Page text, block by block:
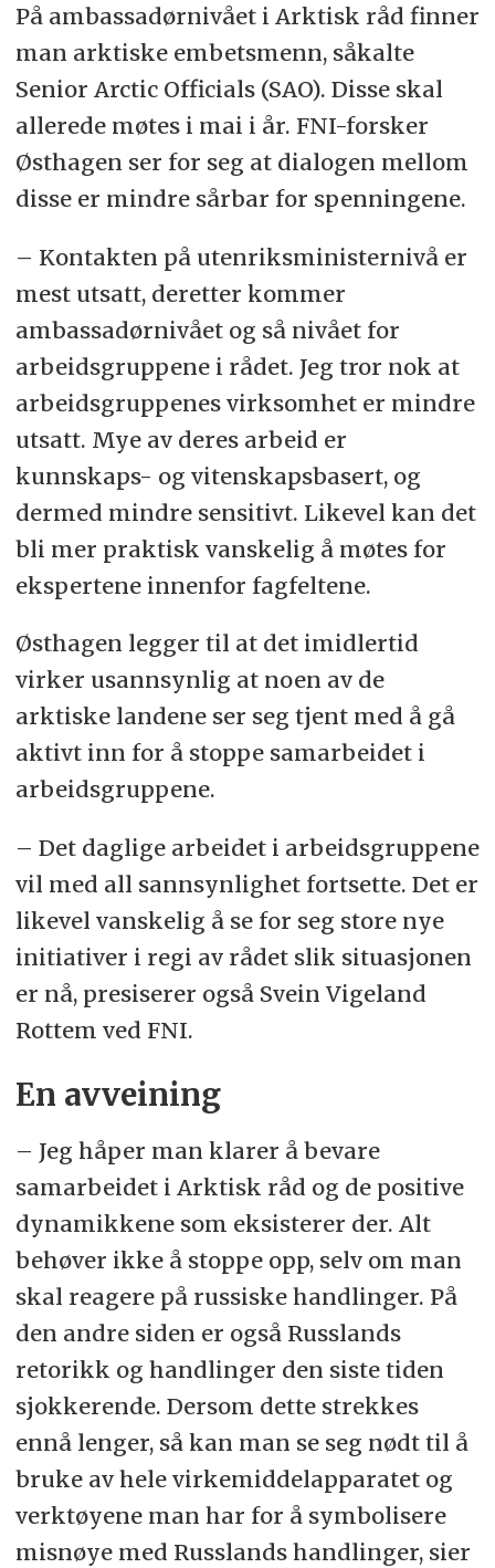
På ambassadørnivået i Arktisk råd finner
man arktiske embetsmenn, såkalte
Senior Arctic Officials (SAO). Disse skal
allerede møtes i mai i år. FNI-forsker
Østhagen ser for seg at dialogen mellom
disse er mindre sårbar for spenningene.
– Kontakten på utenriksministernivå er
mest utsatt, deretter kommer
ambassadørnivået og så nivået for
arbeidsgruppene i rådet. Jeg tror nok at
arbeidsgruppenes virksomhet er mindre
utsatt. Mye av deres arbeid er
kunnskaps- og vitenskapsbasert, og
dermed mindre sensitivt. Likevel kan det
bli mer praktisk vanskelig å møtes for
ekspertene innenfor fagfeltene.
Østhagen legger til at det imidlertid
virker usannsynlig at noen av de
arktiske landene ser seg tjent med å gå
aktivt inn for å stoppe samarbeidet i
arbeidsgruppene.
– Det daglige arbeidet i arbeidsgruppene
vil med all sannsynlighet fortsette. Det er
likevel vanskelig å se for seg store nye
initiativer i regi av rådet slik situasjonen
er nå, presiserer også Svein Vigeland
Rottem ved FNI.
En avveining
– Jeg håper man klarer å bevare
samarbeidet i Arktisk råd og de positive
dynamikkene som eksisterer der. Alt
behøver ikke å stoppe opp, selv om man
skal reagere på russiske handlinger. På
den andre siden er også Russlands
retorikk og handlinger den siste tiden
sjokkerende. Dersom dette strekkes
ennå lenger, så kan man se seg nødt til å
bruke av hele virkemiddelapparatet og
verktøyene man har for å symbolisere
misnøye med Russlands handlinger, sier